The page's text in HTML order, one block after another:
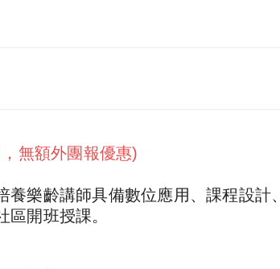
無額外團報優惠)
樂齡講師具備數位應用、課程設計、
開班授課。